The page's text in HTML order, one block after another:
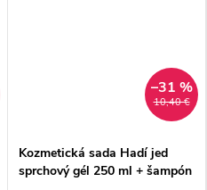
10,40 €
–31 %
Kozmetická sada Hadí jed
sprchový gél 250 ml + šampón